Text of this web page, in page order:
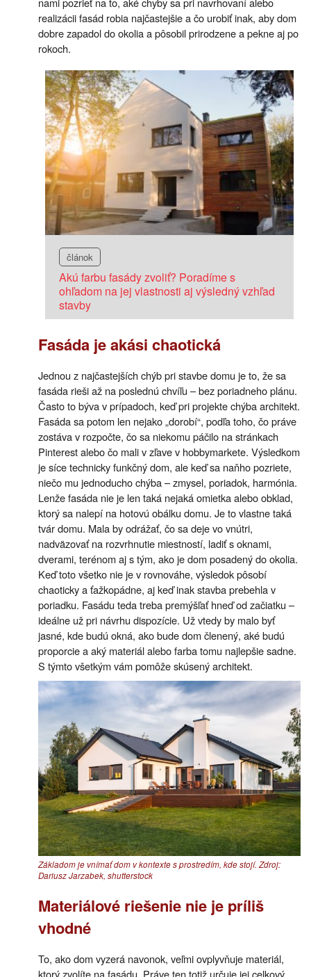
realizácii fasád robia najčastejšie a čo urobiť inak, aby dom
dobre zapadol do okolia a pôsobil prirodzene a pekne aj po
rokoch.
článok
Akú farbu fasády zvoliť? Poradíme s
ohľadom na jej vlastnosti aj výsledný vzhľad
stavby
Fasáda je akási chaotická
Jednou z najčastejších chýb pri stavbe domu je to, že sa
fasáda rieši až na poslednú chvíľu – bez poriadneho plánu.
Často to býva v prípadoch, keď pri projekte chýba architekt.
Fasáda sa potom len nejako „dorobí“, podľa toho, čo práve
zostáva v rozpočte, čo sa niekomu páčilo na stránkach
Pinterest alebo čo mali v zľave v hobbymarkete. Výsledkom
je síce technicky funkčný dom, ale keď sa naňho pozriete,
niečo mu jednoducho chýba – zmysel, poriadok, harmónia.
Lenže fasáda nie je len taká nejaká omietka alebo obklad,
ktorý sa nalepí na hotovú obálku domu. Je to vlastne taká
tvár domu. Mala by odrážať, čo sa deje vo vnútri,
nadväzovať na rozvrhnutie miestností, ladiť s oknami,
dverami, terénom aj s tým, ako je dom posadený do okolia.
Keď toto všetko nie je v rovnováhe, výsledok pôsobí
chaoticky a ťažkopádne, aj keď inak stavba prebehla v
poriadku. Fasádu teda treba premýšľať hneď od začiatku –
ideálne už pri návrhu dispozície. Už vtedy by malo byť
jasné, kde budú okná, ako bude dom členený, aké budú
proporcie a aký materiál alebo farba tomu najlepšie sadne.
S týmto všetkým vám pomôže skúsený architekt.
Základom je vnímať dom v kontexte s prostredím, kde stojí. Zdroj:
Dariusz Jarzabek, shutterstock
Materiálové riešenie nie je príliš
vhodné
To, ako dom vyzerá navonok, veľmi ovplyvňuje materiál,
ktorý zvolíte na fasádu. Práve ten totiž určuje jej celkový